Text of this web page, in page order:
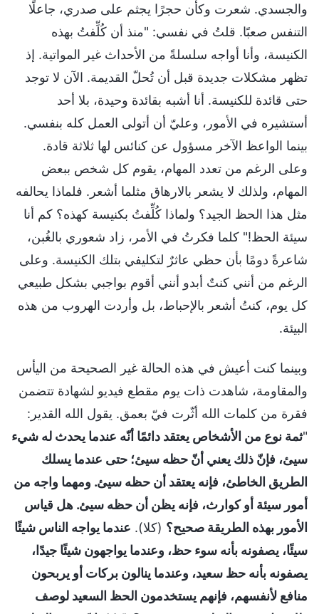
والجسدي. شعرت وكأن حجرًا يجثم على صدري، جاعلًا
التنفس صعبًا. قلتُ في نفسي: "منذ أن كُلِّفتُ بهذه
الكنيسة، وأنا أواجه سلسلةً من الأحداث غير المواتية. إذ
تظهر مشكلات جديدة قبل أن تُحلّ القديمة. الآن لا توجد
حتى قائدة للكنيسة. أنا أشبه بقائدة وحيدة، بلا أحد
أستشيره في الأمور، وعليّ أن أتولى العمل كله بنفسي.
بينما الواعظ الآخر مسؤول عن كنائس لها ثلاثة قادة.
وعلى الرغم من تعدد المهام، يقوم كل شخص ببعض
المهام، ولذلك لا يشعر بالارهاق مثلما أشعر. فلماذا يحالفه
مثل هذا الحظ الجيد؟ ولماذا كُلِّفتُ بكنيسة كهذه؟ كم أنا
سيئة الحظ!" كلما فكرتُ في الأمر، زاد شعوري بالغُبن،
شاعرةً دومًا بأن حظي عاثرٌ لتكليفي بتلك الكنيسة. وعلى
الرغم من أنني كنتٌ أبدو أنني أقوم بواجبي بشكل طبيعي
كل يوم، كنتُ أشعر بالإحباط، بل وأردت الهروب من هذه
البيئة.
وبينما كنت أعيش في هذه الحالة غير الصحيحة من اليأس
والمقاومة، شاهدت ذات يوم مقطع فيديو لشهادة تتضمن
فقرة من كلمات الله أثّرت فيّ بعمق. يقول الله القدير:
"ثمة نوع من الأشخاص يعتقد دائمًا أنّه عندما يحدث له شيء
سيئ، فإنّ ذلك يعني أنّ حظه سيئ؛ حتى عندما يسلك
الطريق الخاطئ، فإنه يعتقد أن حظه سيئ. ومهما واجه من
أمور سيئة أو كوارث، فإنه يظن أن حظه سيئ. هل قياس
الأمور بهذه الطريقة صحيح؟ (كلا). عندما يواجه الناس شيئًا
سيئًا، يصفونه بأنه سوء حظ، وعندما يواجهون شيئًا جيدًا،
يصفونه بأنه حظ سعيد، وعندما ينالون بركات أو يربحون
منافع لأنفسهم، فإنهم يستخدمون الحظ السعيد لوصف